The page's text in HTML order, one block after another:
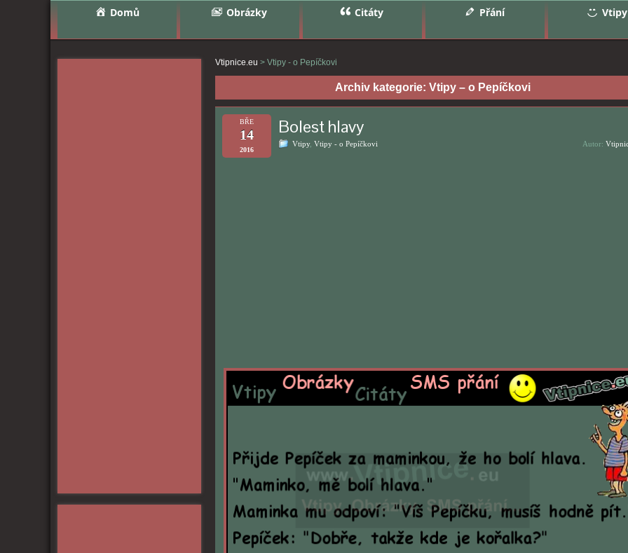
Domů Obrázky Citáty Přání Vtipy
Vtipnice.eu > Vtipy - o Pepíčkovi
Archiv kategorie: Vtipy – o Pepíčkovi
BŘE
14
2016
Bolest hlavy
Vtipy, Vtipy - o Pepíčkovi Autor: